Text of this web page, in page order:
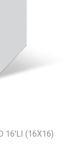
16'LI (16X16)